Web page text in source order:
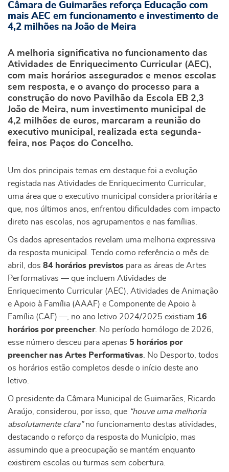
Câmara de Guimarães reforça Educação com
mais AEC em funcionamento e investimento de
4,2 milhões na João de Meira
A melhoria significativa no funcionamento das
Atividades de Enriquecimento Curricular (AEC),
com mais horários assegurados e menos escolas
sem resposta, e o avanço do processo para a
construção do novo Pavilhão da Escola EB 2,3
João de Meira, num investimento municipal de
4,2 milhões de euros, marcaram a reunião do
executivo municipal, realizada esta segunda-
feira, nos Paços do Concelho.
Um dos principais temas em destaque foi a evolução
registada nas Atividades de Enriquecimento Curricular,
uma área que o executivo municipal considera prioritária e
que, nos últimos anos, enfrentou dificuldades com impacto
direto nas escolas, nos agrupamentos e nas famílias.
Os dados apresentados revelam uma melhoria expressiva
da resposta municipal. Tendo como referência o mês de
abril, dos 84 horários previstos para as áreas de Artes
Performativas — que incluem Atividades de
Enriquecimento Curricular (AEC), Atividades de Animação
e Apoio à Família (AAAF) e Componente de Apoio à
Família (CAF) —, no ano letivo 2024/2025 existiam 16
horários por preencher. No período homólogo de 2026,
esse número desceu para apenas 5 horários por
preencher nas Artes Performativas . No Desporto, todos
os horários estão completos desde o início deste ano
letivo.
O presidente da Câmara Municipal de Guimarães, Ricardo
Araújo, considerou, por isso, que “houve uma melhoria
absolutamente clara”no funcionamento destas atividades,
destacando o reforço da resposta do Município, mas
assumindo que a preocupação se mantém enquanto
existirem escolas ou turmas sem cobertura.